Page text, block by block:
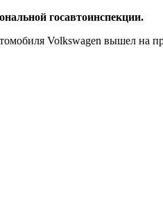
госавтоинспекции.
Volkswagen вышел на